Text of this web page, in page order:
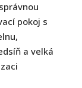
pokoj s
a velká